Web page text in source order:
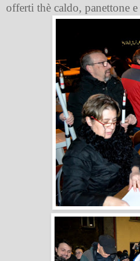
offerti thè caldo, panettone e